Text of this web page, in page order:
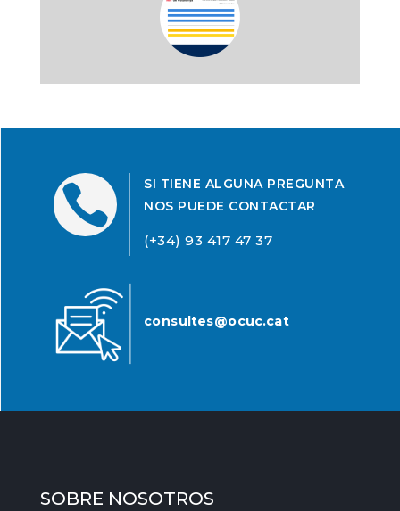

SI TIENE ALGUNA PREGUNTA
NOS PUEDE CONTACTAR
(+34) 93 417 47 37
consultes@ocuc.cat
SOBRE NOSOTROS